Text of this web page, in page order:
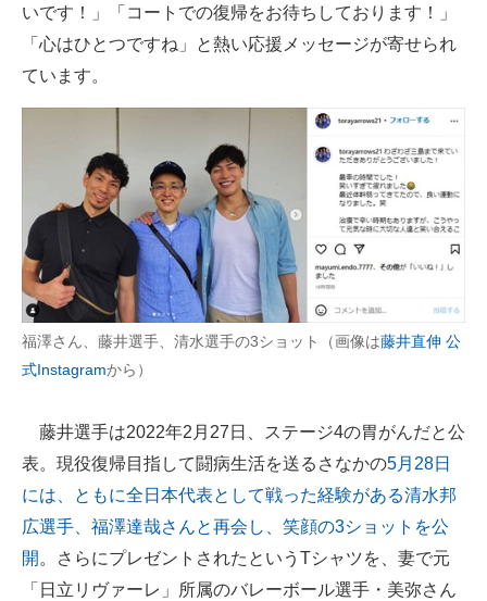
いです！」「コートでの復帰をお待ちしております！」
「心はひとつですね」と熱い応援メッセージが寄せられ
ています。
福澤さん、藤井選手、清水選手の3ショット（画像は藤井直伸 公
式Instagramから）
藤井選手は2022年2月27日、ステージ4の胃がんだと公
表。現役復帰目指して闘病生活を送るさなかの5月28日
には、ともに全日本代表として戦った経験がある清水邦
広選手、福澤達哉さんと再会し、笑顔の3ショットを公
開 。さらにプレゼントされたというTシャツを、妻で元
「日立リヴァーレ」所属のバレーボール選手・美弥さん